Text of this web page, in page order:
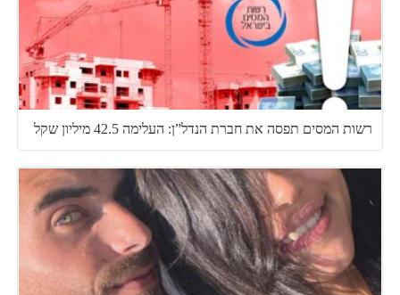
רשות המסים תפסה את חברת הנדל”ן: העלימה 42.5 מיליון שקל